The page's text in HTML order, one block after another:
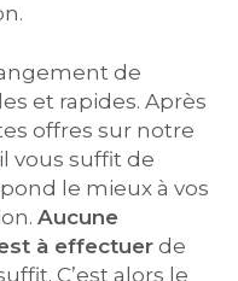
de
et rapides. Après
offres sur notre
vous suffit de
le mieux à vos
Aucune
à effectuerde
C’est alors le